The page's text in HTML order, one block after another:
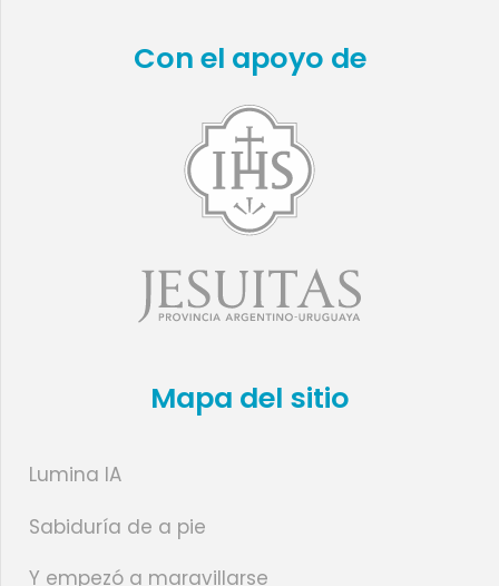
Con el apoyo de
Mapa del sitio
Lumina IA
Sabiduría de a pie
Y empezó a maravillarse